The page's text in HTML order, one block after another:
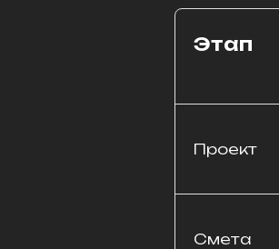
Этап
Проект
Смета